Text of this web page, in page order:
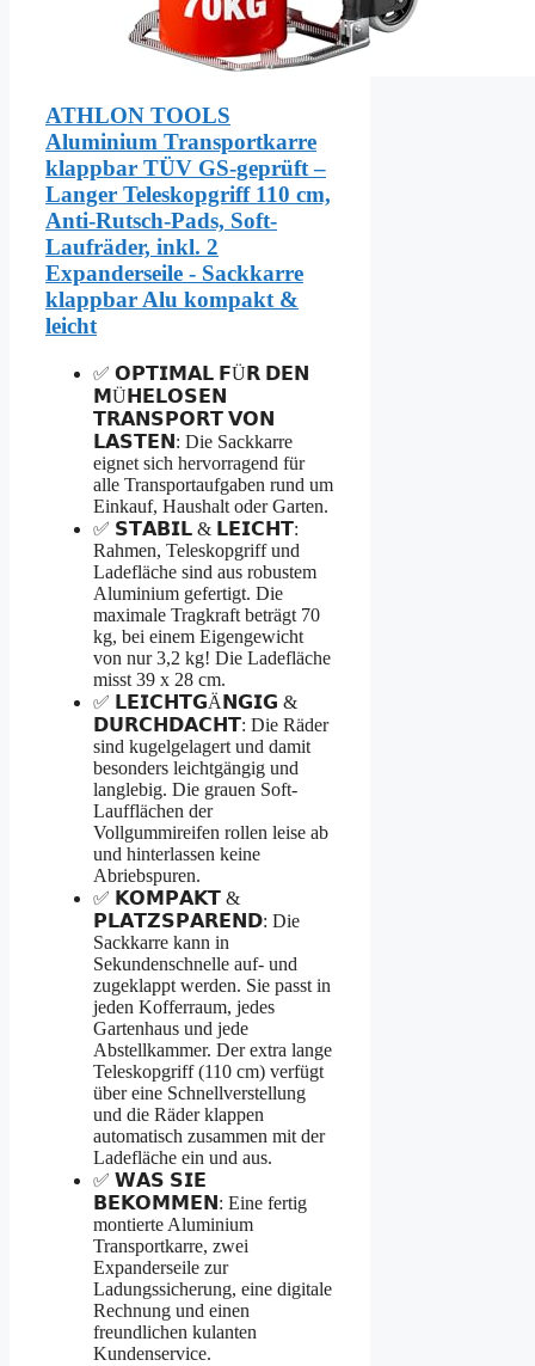
ATHLON TOOLS
Aluminium Transportkarre
klappbar TÜV GS-geprüft –
Langer Teleskopgriff 110 cm,
Anti-Rutsch-Pads, Soft-
Laufräder, inkl. 2
Expanderseile - Sackkarre
klappbar Alu kompakt &
leicht
✅ 𝗢𝗣𝗧𝗜𝗠𝗔𝗟 𝗙Ü𝗥 𝗗𝗘𝗡
𝗠Ü𝗛𝗘𝗟𝗢𝗦𝗘𝗡
𝗧𝗥𝗔𝗡𝗦𝗣𝗢𝗥𝗧 𝗩𝗢𝗡
𝗟𝗔𝗦𝗧𝗘𝗡: Die Sackkarre
eignet sich hervorragend für
alle Transportaufgaben rund um
Einkauf, Haushalt oder Garten.
✅ 𝗦𝗧𝗔𝗕𝗜𝗟 & 𝗟𝗘𝗜𝗖𝗛𝗧:
Rahmen, Teleskopgriff und
Ladefläche sind aus robustem
Aluminium gefertigt. Die
maximale Tragkraft beträgt 70
kg, bei einem Eigengewicht
von nur 3,2 kg! Die Ladefläche
misst 39 x 28 cm.
✅ 𝗟𝗘𝗜𝗖𝗛𝗧𝗚Ä𝗡𝗚𝗜𝗚 &
𝗗𝗨𝗥𝗖𝗛𝗗𝗔𝗖𝗛𝗧: Die Räder
sind kugelgelagert und damit
besonders leichtgängig und
langlebig. Die grauen Soft-
Laufflächen der
Vollgummireifen rollen leise ab
und hinterlassen keine
Abriebspuren.
✅ 𝗞𝗢𝗠𝗣𝗔𝗞𝗧 &
𝗣𝗟𝗔𝗧𝗭𝗦𝗣𝗔𝗥𝗘𝗡𝗗: Die
Sackkarre kann in
Sekundenschnelle auf- und
zugeklappt werden. Sie passt in
jeden Kofferraum, jedes
Gartenhaus und jede
Abstellkammer. Der extra lange
Teleskopgriff (110 cm) verfügt
über eine Schnellverstellung
und die Räder klappen
automatisch zusammen mit der
Ladefläche ein und aus.
✅ 𝗪𝗔𝗦 𝗦𝗜𝗘
𝗕𝗘𝗞𝗢𝗠𝗠𝗘𝗡: Eine fertig
montierte Aluminium
Transportkarre, zwei
Expanderseile zur
Ladungssicherung, eine digitale
Rechnung und einen
freundlichen kulanten
Kundenservice.